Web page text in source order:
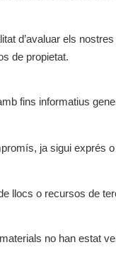
d’avaluar els
de propietat.
fins informatius
ja sigui exprés
llocs o recursos de
no han estat